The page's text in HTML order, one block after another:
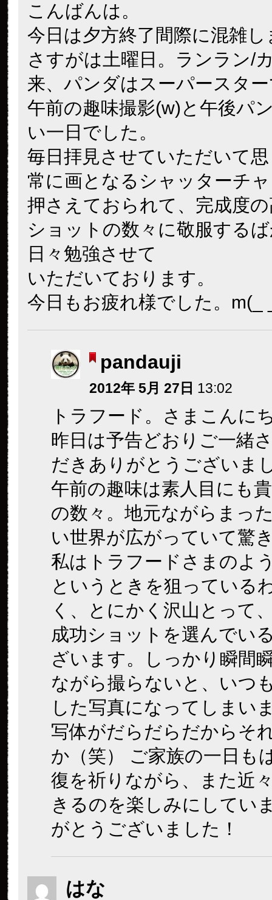
こんばんは。
今日は夕方終了間際に混雑
さすがは土曜日。ランラン/
来、パンダはスーパースタ
午前の趣味撮影(w)と午後パ
い一日でした。
毎日拝見させていただいて
常に画となるシャッターチ
押さえておられて、完成度
ショットの数々に敬服する
日々勉強させて
いただいております。
今日もお疲れ様でした。m(_
pandauji
2012年 5月 27日 13:02
トラフード。さまこんに
昨日は予告どおりご一緒
だきありがとうございま
午前の趣味は素人目にも
の数々。地元ながらまっ
い世界が広がっていて驚
私はトラフードさまのよ
というときを狙っている
く、とにかく沢山とって
成功ショットを選んでい
ざいます。しっかり瞬間
ながら撮らないと、いつ
した写真になってしまい
写体がだらだらだからそ
か（笑） ご家族の一日も
復を祈りながら、また近
きるのを楽しみにしてい
がとうございました！
はな